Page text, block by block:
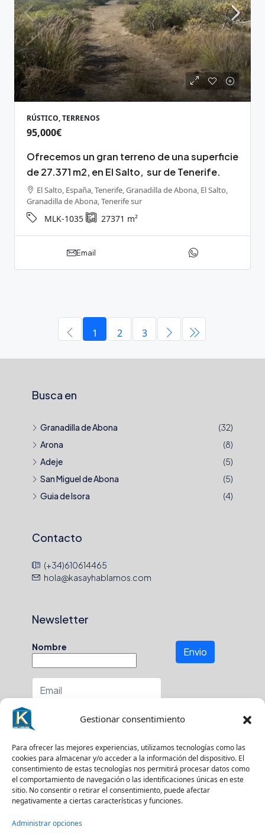
Gestionar consentimiento
Para ofrecer las mejores experiencias, utilizamos tecnologías como las
cookies para almacenar y/o acceder a la información del dispositivo. El
consentimiento de estas tecnologías nos permitirá procesar datos como
el comportamiento de navegación o las identificaciones únicas en este
sitio. No consentir o retirar el consentimiento, puede afectar
negativamente a ciertas características y funciones.
Administrar opciones
RÚSTICO, TERRENOS
95,000€
Ofrecemos un gran terreno de una superficie
de 27.371 m2, en El Salto, sur de Tenerife.
El Salto, España, Tenerife, Granadilla de Abona, El Salto,
Granadilla de Abona, Tenerife sur
MLK-1035 27371 m²
Email
1 2 3
Busca en
Granadilla de Abona
(32)
Arona
(8)
Adeje
(5)
San Miguel de Abona
(5)
Guia de Isora
(4)
Contacto
(+34)610614465
hola@kasayhablamos.com
Newsletter
Nombre
En que zona buscas?
Envio
Suscríbase a nuestro boletín para recibir
actualizaciones.